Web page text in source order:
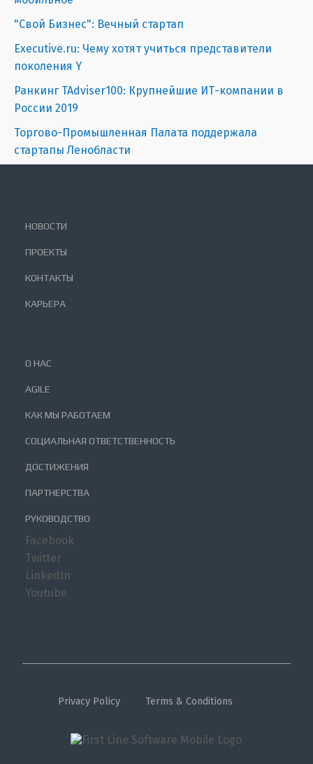
"Свой Бизнес": Вечный стартап
Executive.ru: Чему хотят учиться представители
поколения Y
Ранкинг TAdviser100: Крупнейшие ИТ-компании в
России 2019
Торгово-Промышленная Палата поддержала
стартапы Ленобласти
НОВОСТИ
ПРОЕКТЫ
КОНТАКТЫ
КАРЬЕРА
О НАС
AGILE
КАК МЫ РАБОТАЕМ
СОЦИАЛЬНАЯ ОТВЕТСТВЕННОСТЬ
ДОСТИЖЕНИЯ
ПАРТНЕРСТВА
РУКОВОДСТВО
Facebook
Twitter
LinkedIn
Youtube
Privacy Policy Terms & Conditions